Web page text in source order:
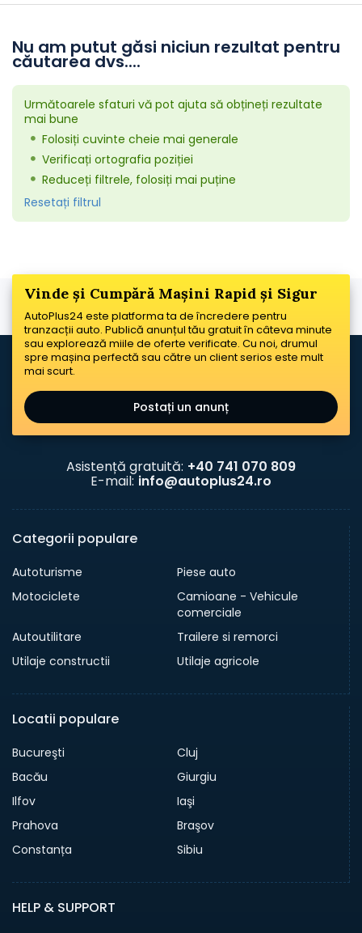
Nu am putut găsi niciun rezultat pentru
căutarea dvs....
Următoarele sfaturi vă pot ajuta să obțineți rezultate
mai bune
Folosiți cuvinte cheie mai generale
Verificați ortografia poziției
Reduceți filtrele, folosiți mai puține
Resetați filtrul
Vinde și Cumpără Mașini Rapid și Sigur
AutoPlus24 este platforma ta de încredere pentru
tranzacții auto. Publică anunțul tău gratuit în câteva minute
sau explorează miile de oferte verificate. Cu noi, drumul
spre mașina perfectă sau către un client serios este mult
mai scurt.
Postați un anunț
Asistență gratuită: +40 741 070 809
E-mail: info@autoplus24.ro
Categorii populare
Autoturisme
Piese auto
Motociclete
Camioane - Vehicule
comerciale
Autoutilitare
Trailere si remorci
Utilaje constructii
Utilaje agricole
Locatii populare
Bucureşti
Cluj
Bacău
Giurgiu
Ilfov
Iaşi
Prahova
Braşov
Constanța
Sibiu
HELP & SUPPORT